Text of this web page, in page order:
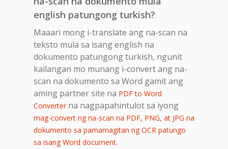
english patungong turkish?
Maaari mong i-translate ang na-scan na
teksto mula sa isang english na
dokumento patungong turkish, ngunit
kailangan mo munang i-convert ang na-
scan na dokumento sa Word gamit ang
aming partner site na PDF to Word
Converterna nagpapahintulot sa iyong
mag-convert ng na-scan na PDF, PNG, at JPG na
dokumento sa pamamagitan ng OCR patungo
sa isang Word document.